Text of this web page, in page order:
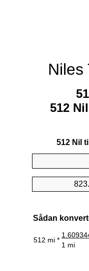
Niles
512
512 Nil
Sådan
512 mi *
1 mi